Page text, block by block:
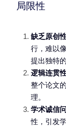
局限性
缺乏原创
行，难以
提出独特
逻辑连贯
整个论文
理。
学术诚信
性，引发